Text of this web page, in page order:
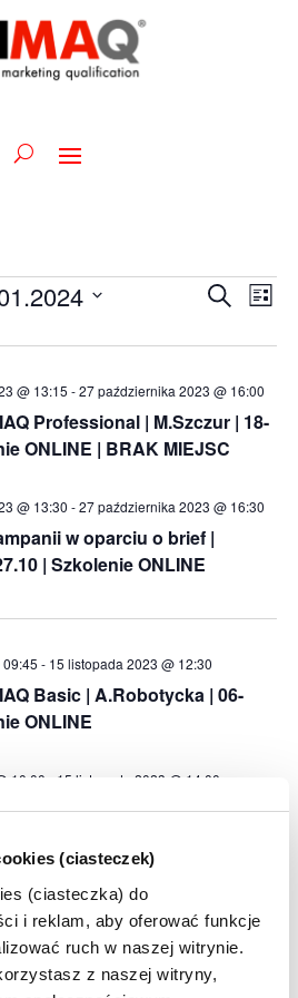
(ciasteczek)
(ciasteczka) do
i reklam, aby oferować funkcje
ruch w naszej witrynie.
z naszej witryny,
po
i
SzukajLista
Professional | M.Szczur | 18-
ONLINE | BRAK MIEJSC
@ 13:15 -27 października 2023 @ 16:00
w oparciu o brief |
| Szkolenie ONLINE
@ 13:30 -27 października 2023 @ 16:30
Basic | A.Robotycka | 06-
ONLINE
- 15 listopada 2023 @ 12:30
dla marketerów | 14-15.11 |
10:00 15 listopada 2023 @ 14:00
Basic | M.Bartołd | 23-24 i 27-
STACJONARNE
10:00-28 listopada 2023 @ 16:30